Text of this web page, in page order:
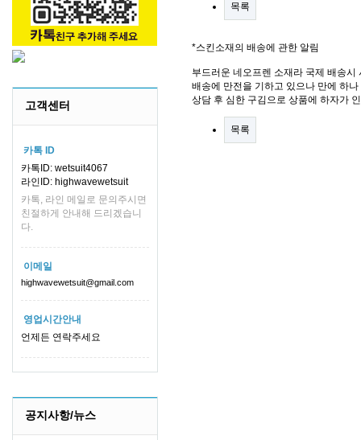
고객센터
카톡 ID
카톡ID: wetsuit4067
라인ID: highwavewetsuit
카톡, 라인 메일로 문의주시면
친절하게 안내해 드리겠습니
다.
이메일
highwavewetsuit@gmail.com
영업시간안내
언제든 연락주세요
공지사항/뉴스
목록
*스킨소재의 배송에 관한 알림
부드러운 네오프렌 소재라 국제 배송
배송에 만전을 기하고 있으나 만에 하
상담 후 심한 구김으로 상품에 하자가
목록